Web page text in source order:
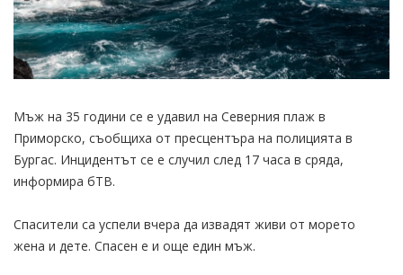
Мъж на 35 години се е удавил на Северния плаж в
Приморско, съобщиха от пресцентъра на полицията в
Бургас. Инцидентът се е случил след 17 часа в сряда,
информира бТВ.
Спасители са успели вчера да извадят живи от морето
жена и дете. Спасен е и още един мъж.